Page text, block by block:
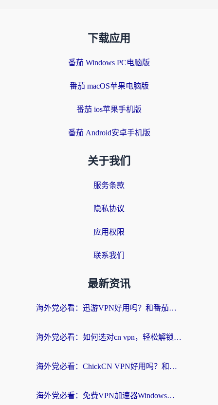
下载应用
番茄 Windows PC电脑版
番茄 macOS苹果电脑版
番茄 ios苹果手机版
番茄 Android安卓手机版
关于我们
服务条款
隐私协议
应用权限
联系我们
最新资讯
海外党必看：迅游VPN好用吗？和番茄加速器VPN对比哪个回国效果更好？
海外党必看：如何选对cn vpn，轻松解锁国内影音游戏？
海外党必看：ChickCN VPN好用吗？和星河VPN对比哪个回国效果更好？附真实体验+避坑指南
海外党必看：免费VPN加速器Windows版怎么选？附真实测评与无缝访问国内资源指南